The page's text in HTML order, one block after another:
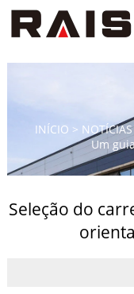
INÍCIO > NOTÍCIAS
Um
Seleção do